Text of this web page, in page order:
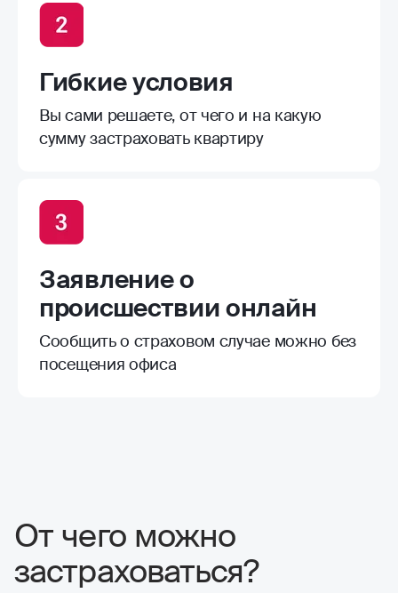
Гибкие условия
Вы сами решаете, от чего и на какую
сумму застраховать квартиру
Заявление о
происшествии онлайн
Сообщить о страховом случае можно без
посещения офиса
От чего можно
застраховаться?